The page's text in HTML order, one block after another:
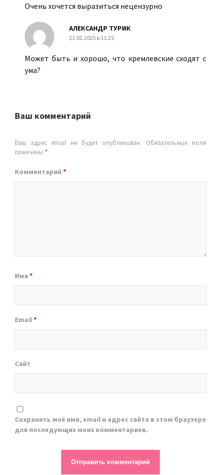
Очень хочется выразиться нецензурно
АЛЕКСАНДР ТУРИК
21.02.2025 в 11:25
Может быть и хорошо, что кремлевские сходят с
ума?
Ваш комментарий
Ваш адрес email не будет опубликован.
Обязательные поля
помечены *
Комментарий *
Имя *
Email*
Сайт
Сохранить моё имя, email и адрес сайта в этом браузере
для последующих моих комментариев.